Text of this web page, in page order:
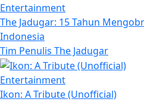
Entertainment
The Jadugar: 15 Tahun
Indonesia
Tim Penulis The Jadugar
Entertainment
Ikon: A Tribute (Unofficial)